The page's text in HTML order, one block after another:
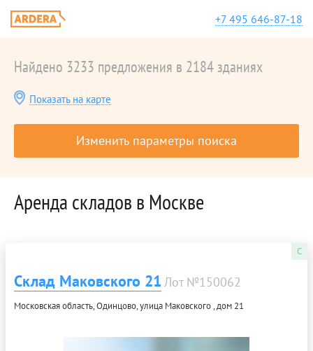
+7 495 646-87-18
Найдено 3233 предложения в 2184 зданиях
Показать на карте
Изменить параметры поиска
Аренда складов в Москве
C
Склад Маковского 21 Лот №150062
Московская область, Одинцово, улица Маковского , дом 21